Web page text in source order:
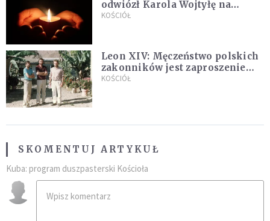
odwiózł Karola Wojtyłę na
konklawe. Jan Paweł II nazywał
KOŚCIÓŁ
Leon XIV: Męczeństwo polskich
zakonników jest zaproszeniem
do jedności i misji całego
KOŚCIÓŁ
SKOMENTUJ ARTYKUŁ
Kuba: program duszpasterski Kościoła